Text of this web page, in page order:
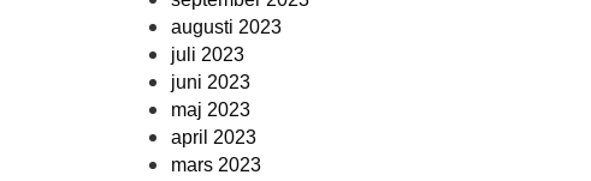
augusti 2023
juli 2023
juni 2023
maj 2023
april 2023
mars 2023